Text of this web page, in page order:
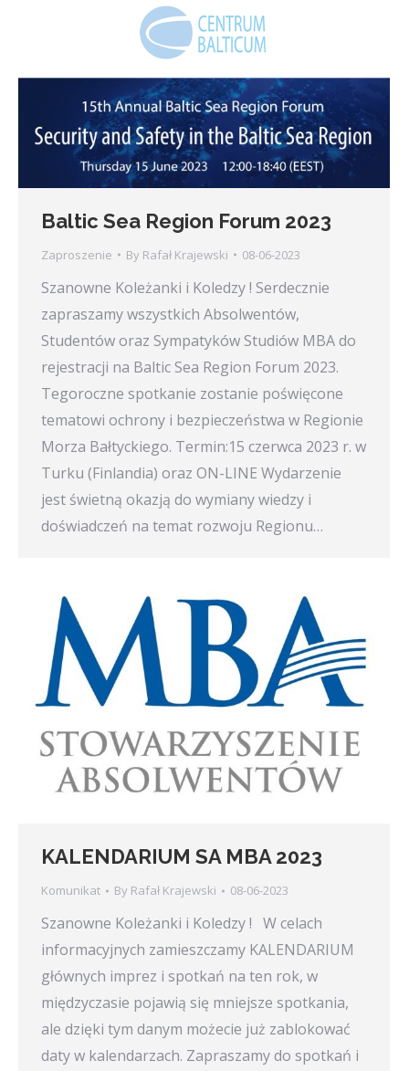
Baltic Sea Region Forum 2023
Zaproszenie By Rafał Krajewski 08-06-2023
Szanowne Koleżanki i Koledzy ! Serdecznie
zapraszamy wszystkich Absolwentów,
Studentów oraz Sympatyków Studiów MBA do
rejestracji na Baltic Sea Region Forum 2023.
Tegoroczne spotkanie zostanie poświęcone
tematowi ochrony i bezpieczeństwa w Regionie
Morza Bałtyckiego. Termin:15 czerwca 2023 r. w
Turku (Finlandia) oraz ON-LINE Wydarzenie
jest świetną okazją do wymiany wiedzy i
doświadczeń na temat rozwoju Regionu…
KALENDARIUM SA MBA 2023
Komunikat By Rafał Krajewski 08-06-2023
Szanowne Koleżanki i Koledzy ! W celach
informacyjnych zamieszczamy KALENDARIUM
głównych imprez i spotkań na ten rok, w
międzyczasie pojawią się mniejsze spotkania,
ale dzięki tym danym możecie już zablokować
daty w kalendarzach. Zapraszamy do spotkań i